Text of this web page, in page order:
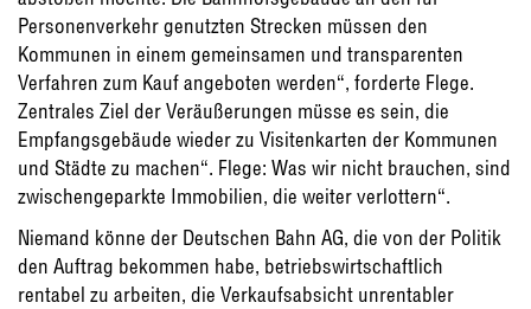
Personenverkehr genutzten Strecken müssen den
Kommunen in einem gemeinsamen und transparenten
Verfahren zum Kauf angeboten werden“, forderte Flege.
Zentrales Ziel der Veräußerungen müsse es sein, die
Empfangsgebäude wieder zu Visitenkarten der Kommunen
und Städte zu machen“. Flege: Was wir nicht brauchen, sind
zwischengeparkte Immobilien, die weiter verlottern“.
Niemand könne der Deutschen Bahn AG, die von der Politik
den Auftrag bekommen habe, betriebswirtschaftlich
rentabel zu arbeiten, die Verkaufsabsicht unrentabler